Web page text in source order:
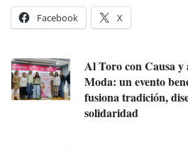
Facebook X
Al Toro con Causa y
Moda: un evento
fusiona tradición,
solidaridad